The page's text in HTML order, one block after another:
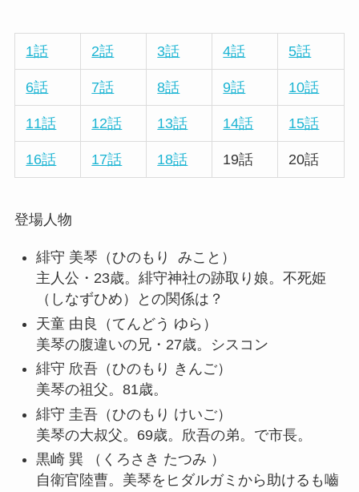
1話 2話 3話 4話 5話
6話 7話 8話 9話 10話
11話 12話 13話 14話 15話
16話 17話 18話 19話 20話
登場人物
緋守 美琴 （ひのもり みこと）
主人公・23歳。緋守神社の跡取り娘。不死姫
（しなずひめ）との関係は？
天童 由良
（てんどう ゆら）
美琴の腹違いの兄・27歳。シスコン
緋守 欣吾（ひのもり きんご）
美琴の祖父。81歳。
緋守 圭吾（ひのもり けいご）
美琴の大叔父。69歳。欣吾の弟。で市長。
黒崎 巽
（くろさき たつみ ）
自衛官陸曹。美琴をヒダルガミから助けるも嚙